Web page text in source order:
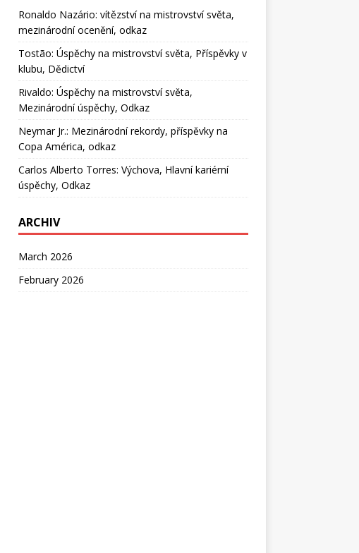
Ronaldo Nazário: vítězství na mistrovství světa,
mezinárodní ocenění, odkaz
Tostão: Úspěchy na mistrovství světa, Příspěvky v
klubu, Dědictví
Rivaldo: Úspěchy na mistrovství světa,
Mezinárodní úspěchy, Odkaz
Neymar Jr.: Mezinárodní rekordy, příspěvky na
Copa América, odkaz
Carlos Alberto Torres: Výchova, Hlavní kariérní
úspěchy, Odkaz
ARCHIV
March 2026
February 2026